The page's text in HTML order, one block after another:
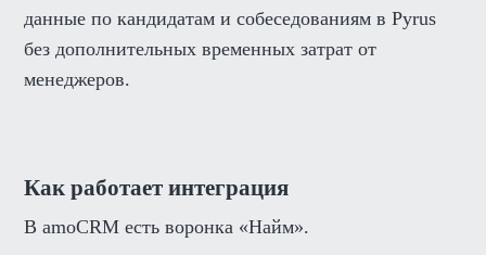
данные по кандидатам и собеседованиям в Pyrus
без дополнительных временных затрат от
менеджеров.
Как работает интеграция
В amoCRM есть воронка «Найм».